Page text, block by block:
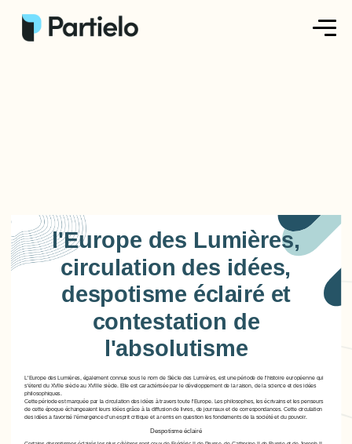
Se connecter
S'inscrire
l'Europe des Lumières,
circulation des idées,
despotisme éclairé et
contestation de
l'absolutisme
L'Europe des Lumières, également connue sous le nom de Siècle des Lumières, est une période de l'histoire européenne qui
s'étend du XVIIe siècle au XVIIIe siècle. Elle est caractérisée par le développement de la raison, de la science et des idées
philosophiques.
Cette période est marquée par la circulation des idées à travers toute l'Europe. Les philosophes, les écrivains et les penseurs
de cette époque échangeaient leurs idées grâce à la diffusion de livres, de journaux et de correspondances. Cette circulation
des idées a favorisé l'émergence d'un esprit critique et a remis en question les fondements de la société et du pouvoir.
Despotisme éclairé